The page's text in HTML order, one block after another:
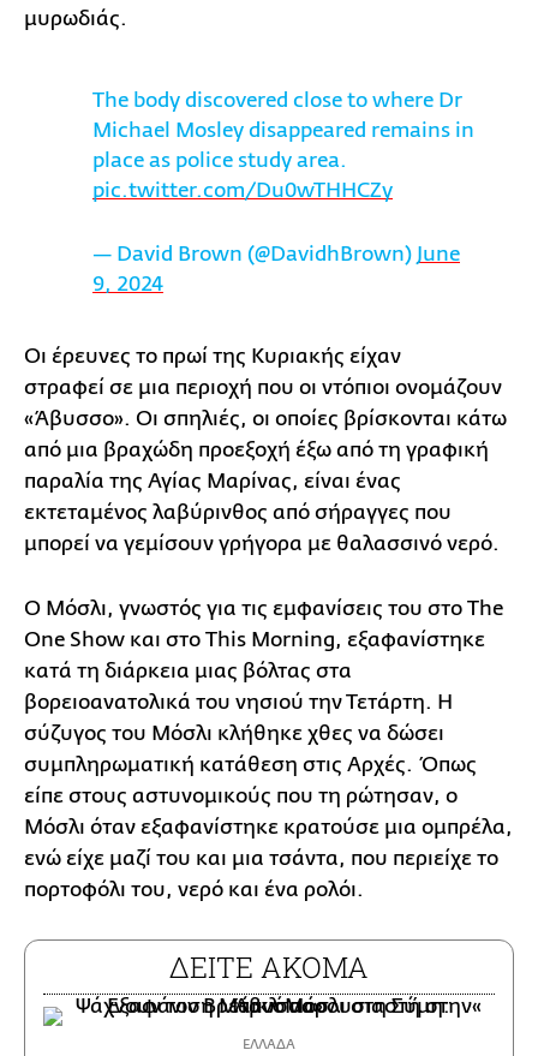
μυρωδιάς.
The body discovered close to where Dr
Michael Mosley disappeared remains in
place as police study area.
pic.twitter.com/Du0wTHHCZy
— David Brown (@DavidhBrown) June
9, 2024
Οι έρευνες το πρωί της Κυριακής είχαν
στραφεί σε μια περιοχή που οι ντόπιοι ονομάζουν
«Άβυσσο». Οι σπηλιές, οι οποίες βρίσκονται κάτω
από μια βραχώδη προεξοχή έξω από τη γραφική
παραλία της Αγίας Μαρίνας, είναι ένας
εκτεταμένος λαβύρινθος από σήραγγες που
μπορεί να γεμίσουν γρήγορα με θαλασσινό νερό.
Ο Μόσλι, γνωστός για τις εμφανίσεις του στο The
One Show και στο This Morning, εξαφανίστηκε
κατά τη διάρκεια μιας βόλτας στα
βορειοανατολικά του νησιού την Τετάρτη. Η
σύζυγος του Μόσλι κλήθηκε χθες να δώσει
συμπληρωματική κατάθεση στις Αρχές. Όπως
είπε στους αστυνομικούς που τη ρώτησαν, ο
Μόσλι όταν εξαφανίστηκε κρατούσε μια ομπρέλα,
ενώ είχε μαζί του και μια τσάντα, που περιείχε το
πορτοφόλι του, νερό και ένα ρολόι.
ΔΕΙΤΕ ΑΚΟΜΑ
ΕΛΛΑΔΑ